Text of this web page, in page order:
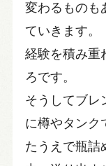
変わるものも
ていきます。
経験を積み重
ろです。
そうしてブレ
に樽やタンク
たうえで瓶詰